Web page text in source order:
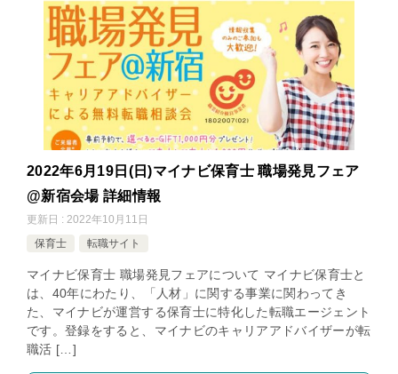
2022年6月19日(日)マイナビ保育士 職場発見フェア
@新宿会場 詳細情報
更新日 : 2022年10月11日
保育士
転職サイト
マイナビ保育士 職場発見フェアについて マイナビ保育士と
は、40年にわたり、「人材」に関する事業に関わってき
た、マイナビが運営する保育士に特化した転職エージェント
です。登録をすると、マイナビのキャリアアドバイザーが転
職活 […]